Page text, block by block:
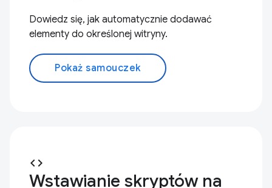
Dowiedz się, jak automatycznie dodawać
elementy do określonej witryny.
Pokaż samouczek
code
Wstawianie skryptów na